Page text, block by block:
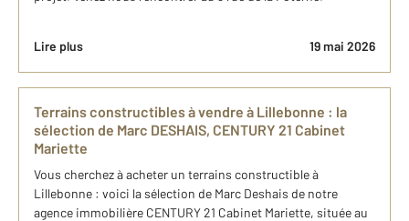
Lire plus 19 mai 2026
Terrains constructibles à vendre ​à​ Lillebonne​ : la
sélection de Marc DESHAIS, CENTURY 21 Cabinet
Mariette
Vous cherchez à acheter un terrains constructible ​à​
Lillebonne​ : voici la sélection de Marc Deshais de notre
agence immobilière CENTURY 21 Cabinet Mariette, située au